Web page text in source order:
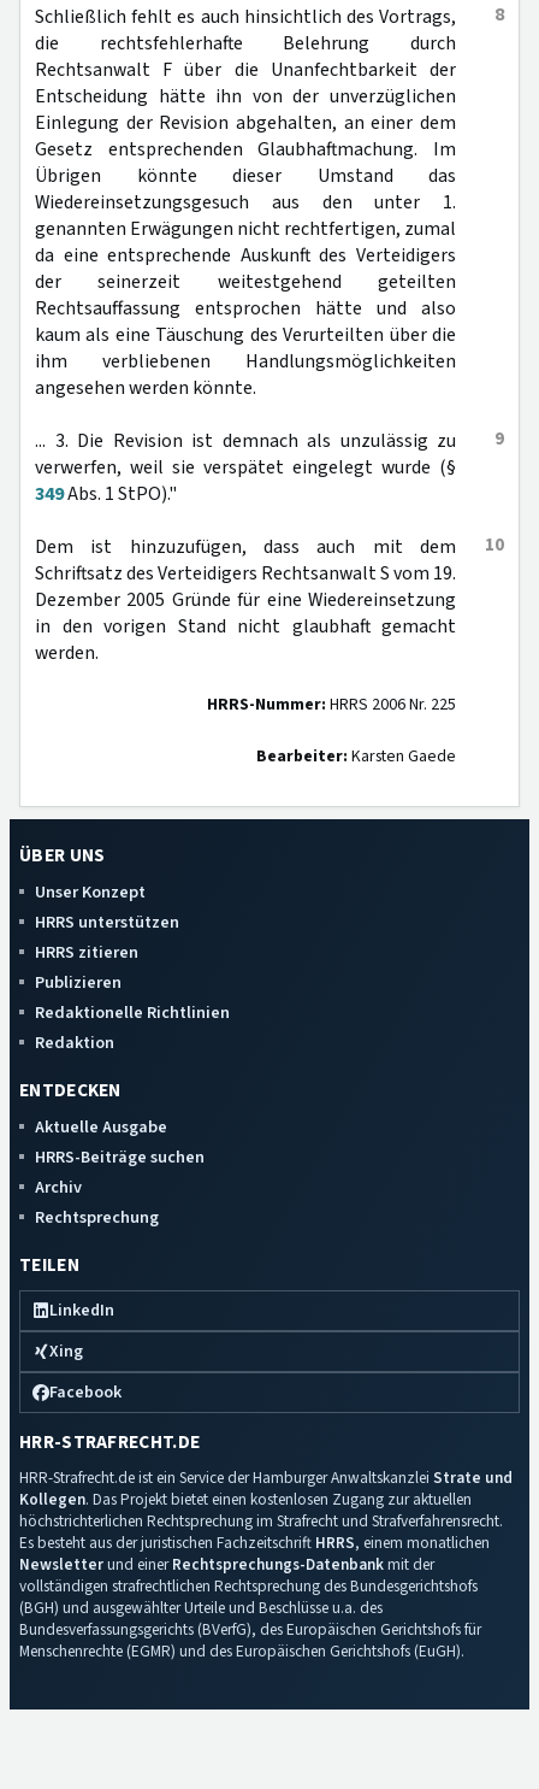
8
Schließlich fehlt es auch hinsichtlich des Vortrags,
die rechtsfehlerhafte Belehrung durch
Rechtsanwalt F über die Unanfechtbarkeit der
Entscheidung hätte ihn von der unverzüglichen
Einlegung der Revision abgehalten, an einer dem
Gesetz entsprechenden Glaubhaftmachung. Im
Übrigen könnte dieser Umstand das
Wiedereinsetzungsgesuch aus den unter 1.
genannten Erwägungen nicht rechtfertigen, zumal
da eine entsprechende Auskunft des Verteidigers
der seinerzeit weitestgehend geteilten
Rechtsauffassung entsprochen hätte und also
kaum als eine Täuschung des Verurteilten über die
ihm verbliebenen Handlungsmöglichkeiten
angesehen werden könnte.
9
... 3. Die Revision ist demnach als unzulässig zu
verwerfen, weil sie verspätet eingelegt wurde (§
349Abs. 1 StPO)."
10
Dem ist hinzuzufügen, dass auch mit dem
Schriftsatz des Verteidigers Rechtsanwalt S vom 19.
Dezember 2005 Gründe für eine Wiedereinsetzung
in den vorigen Stand nicht glaubhaft gemacht
werden.
HRRS-Nummer: HRRS 2006 Nr. 225
Bearbeiter: Karsten Gaede
ÜBER UNS
Unser Konzept
HRRS unterstützen
HRRS zitieren
Publizieren
Redaktionelle Richtlinien
Redaktion
ENTDECKEN
Aktuelle Ausgabe
HRRS-Beiträge suchen
Archiv
Rechtsprechung
TEILEN
LinkedIn
Xing
Facebook
HRR-STRAFRECHT.DE
HRR-Strafrecht.de ist ein Service der Hamburger Anwaltskanzlei Strate und
Kollegen. Das Projekt bietet einen kostenlosen Zugang zur aktuellen
höchstrichterlichen Rechtsprechung im Strafrecht und Strafverfahrensrecht.
Es besteht aus der juristischen Fachzeitschrift HRRS, einem monatlichen
Newsletterund einerRechtsprechungs-Datenbankmit der
vollständigen strafrechtlichen Rechtsprechung des Bundesgerichtshofs
(BGH) und ausgewählter Urteile und Beschlüsse u.a. des
Bundesverfassungsgerichts (BVerfG), des Europäischen Gerichtshofs für
Menschenrechte (EGMR) und des Europäischen Gerichtshofs (EuGH).